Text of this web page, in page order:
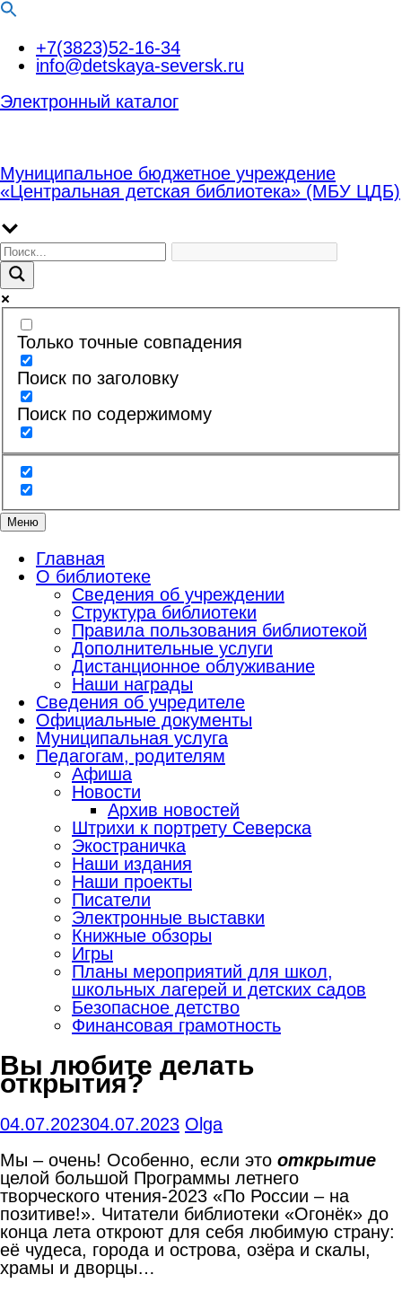
Перейти+7(3823)52-16-34
info@detskaya-seversk.ru
Электронный каталог
Муниципальное бюджетное учреждение
«Центральная детская библиотека» (МБУ ЦДБ)
Только точные совпадения
Поиск по заголовку
Поиск по содержимому
Меню
Главная
О библиотеке
Сведения об учреждении
Структура библиотеки
Правила пользования библиотекой
Дополнительные услуги
Дистанционное облуживание
Наши награды
Сведения об учредителе
Официальные документы
Муниципальная услуга
Педагогам, родителям
Афиша
Новости
Архив новостей
Штрихи к портрету Северска
Экостраничка
Наши издания
Наши проекты
Писатели
Электронные выставки
Книжные обзоры
Игры
Планы мероприятий для школ,
школьных лагерей и детских садов
Безопасное детство
Финансовая грамотность
Вы любите делать
открытия?
04.07.202304.07.2023 Olga
Мы – очень! Особенно, если это открытие
целой большой Программы летнего
творческого чтения-2023 «По России – на
позитиве!». Читатели библиотеки «Огонёк» до
конца лета откроют для себя любимую страну:
её чудеса, города и острова, озёра и скалы,
храмы и дворцы…